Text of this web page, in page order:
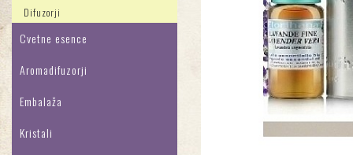
Difuzorji
Cvetne esence
Aromadifuzorji
Embalaža
Kristali